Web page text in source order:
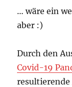
… wäre ein
aber :)
Durch den
Covid-19
resultierende